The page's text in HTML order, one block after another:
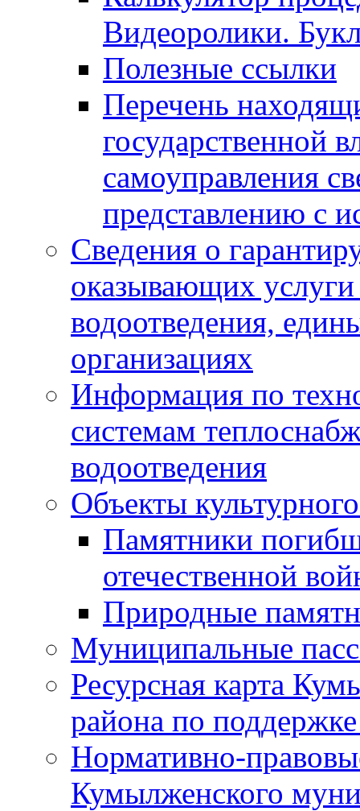
Видеоролики.
Полезные ссылки
Перечень
государственной
самоуправления
представлению с
Сведения о
оказывающих
водоотведения,
организациях
Информация по
системам
водоотведения
Объекты
Памятники
отечественной
Природные
Муниципальные
Ресурсная карта
района по
Нормативно-
Кумылженского